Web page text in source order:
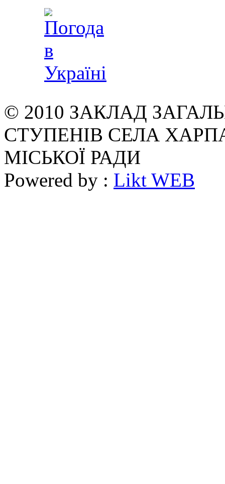
© 2010 ЗАКЛАД
СТУПЕНІВ СЕЛА
МІСЬКОЇ РАДИ
Powered by : Likt WEB